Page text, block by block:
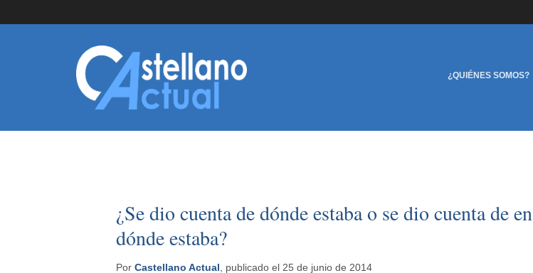
¿QUIÉNES SOMOS?
¿Se dio cuenta de dónde estaba o se dio cuenta de en
dónde estaba?
Por Castellano Actual , publicado el 25 de junio de 2014